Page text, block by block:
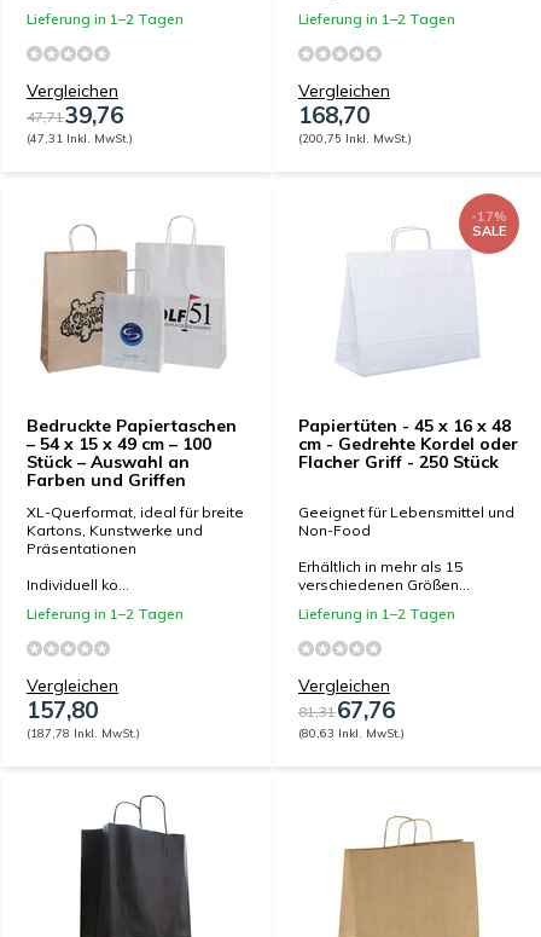
Lieferung in 1–2 Tagen
Vergleichen
47,7139,76
(47,31 Inkl. MwSt.)
Lieferung in 1–2 Tagen
Vergleichen
168,70
(200,75 Inkl. MwSt.)
Bedruckte Papiertaschen
– 54 x 15 x 49 cm – 100
Stück – Auswahl an
Farben und Griffen
XL-Querformat, ideal für breite
Kartons, Kunstwerke und
Präsentationen
Individuell ko...
Lieferung in 1–2 Tagen
Vergleichen
157,80
(187,78 Inkl. MwSt.)
Papiertüten - 45 x 16 x 48
cm - Gedrehte Kordel oder
Flacher Griff - 250 Stück
-17%
SALE
Geeignet für Lebensmittel und
Non-Food
Erhältlich in mehr als 15
verschiedenen Größen...
Lieferung in 1–2 Tagen
Vergleichen
81,3167,76
(80,63 Inkl. MwSt.)